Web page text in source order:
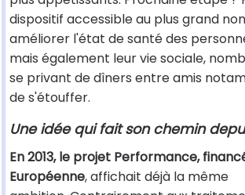
dispositif accessible au plus grand
améliorer l'état de santé des
mais également leur vie sociale,
se privant de dîners entre amis
de s'étouffer.
Une idée qui fait son chemin
En 2013, le projet Performance,
Européenne, affichait déjà la même